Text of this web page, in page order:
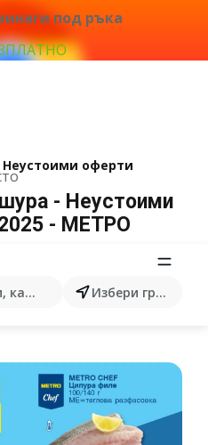
под ръка
категории, продукти...Избери град
Неустоими оферти
- Неустоими
- МЕТРО